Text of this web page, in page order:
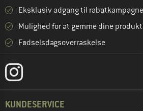
Eksklusiv adgang til
Mulighed for at gemme dine
Fødselsdagsoverraskelse
KUNDESERVICE